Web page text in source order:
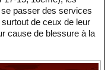
passer des services
de ceux de leur
cause de blessure à la